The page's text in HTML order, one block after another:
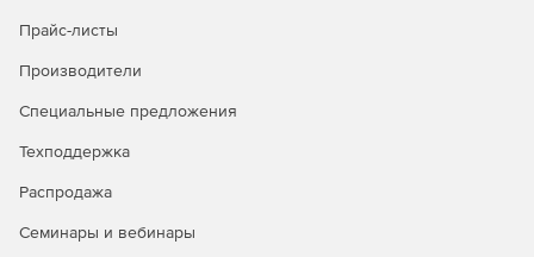
Прайс-листы
Производители
Специальные предложения
Техподдержка
Распродажа
Семинары и вебинары